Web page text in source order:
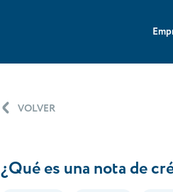
VOLVER
¿Qué es una nota de